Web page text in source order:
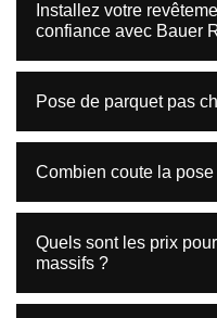
Installez votre
confiance avec Bauer
Pose de parquet pas
Combien coute la
Quels sont les prix
massifs ?